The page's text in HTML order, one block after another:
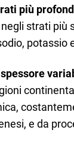
più
strati più
potassio
spessore
e da